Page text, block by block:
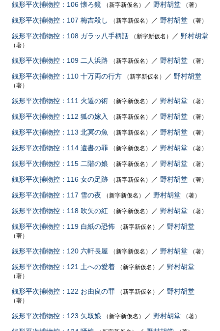
銭形平次捕物控：106 懐ろ鏡 （新字新仮名） ／ 野村胡堂 （著）
銭形平次捕物控：107 梅吉殺し （新字新仮名） ／ 野村胡堂 （著）
銭形平次捕物控：108 ガラッ八手柄話 （新字新仮名） ／ 野村胡堂
（著）
銭形平次捕物控：109 二人浜路 （新字新仮名） ／ 野村胡堂 （著）
銭形平次捕物控：110 十万両の行方 （新字新仮名） ／ 野村胡堂
（著）
銭形平次捕物控：111 火遁の術 （新字新仮名） ／ 野村胡堂 （著）
銭形平次捕物控：112 狐の嫁入 （新字新仮名） ／ 野村胡堂 （著）
銭形平次捕物控：113 北冥の魚 （新字新仮名） ／ 野村胡堂 （著）
銭形平次捕物控：114 遺書の罪 （新字新仮名） ／ 野村胡堂 （著）
銭形平次捕物控：115 二階の娘 （新字新仮名） ／ 野村胡堂 （著）
銭形平次捕物控：116 女の足跡 （新字新仮名） ／ 野村胡堂 （著）
銭形平次捕物控：117 雪の夜 （新字新仮名） ／ 野村胡堂 （著）
銭形平次捕物控：118 吹矢の紅 （新字新仮名） ／ 野村胡堂 （著）
銭形平次捕物控：119 白紙の恐怖 （新字新仮名） ／ 野村胡堂
（著）
銭形平次捕物控：120 六軒長屋 （新字新仮名） ／ 野村胡堂 （著）
銭形平次捕物控：121 土への愛着 （新字新仮名） ／ 野村胡堂
（著）
銭形平次捕物控：122 お由良の罪 （新字新仮名） ／ 野村胡堂
（著）
銭形平次捕物控：123 矢取娘 （新字新仮名） ／ 野村胡堂 （著）